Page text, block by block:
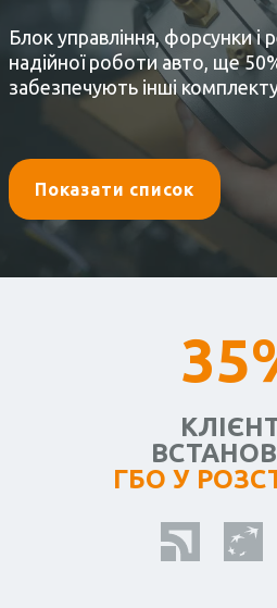
Блок управління, форсунки і
надійної роботи авто, ще
забезпечують інші
Показати список
ГБО У